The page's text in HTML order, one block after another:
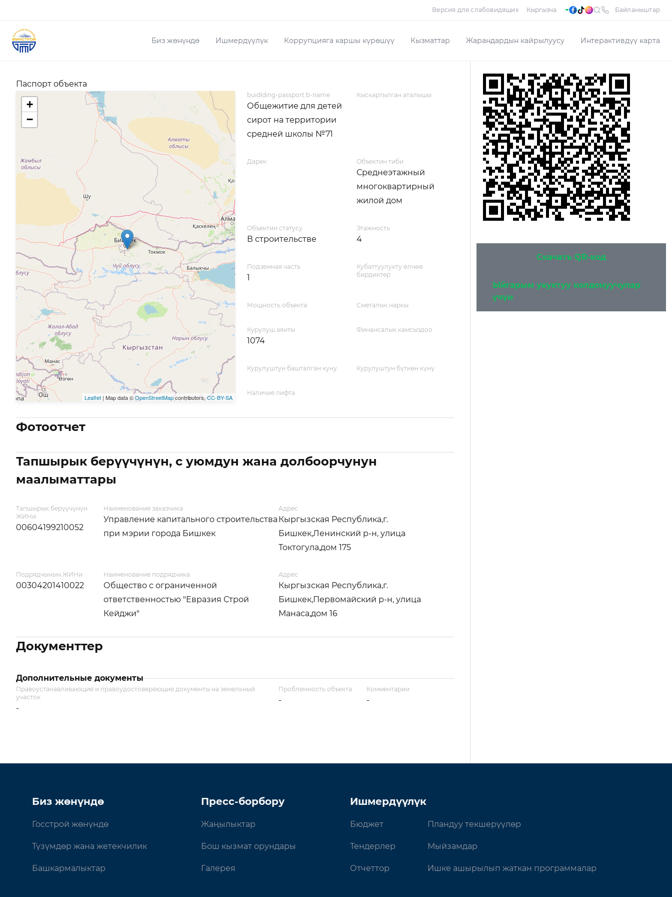
Версия для слабовидящих Байланыштар
Биз жөнүндө Ишмердүүлүк Коррупцияга каршы күрөшүү Кызматтар Жарандардын кайрылуусу Интерактивдүү карта
Паспорт объекта
+
−
Leaflet| Map data ©OpenStreetMapcontributors, CC-BY-SA
buidlding-passport.b-name
Общежитие для детей
сирот на территории
средней школы №71
Кыскартылган аталышы
Дарек Объектин тиби
Среднеэтажный
многоквартирный
жилой дом
Объектин статусу
В строительстве
Этажность
4
Подземная часть
1
Кубаттуулукту өлчөө
бирдиктер
Мощность объекта Сметалык наркы
Курулуш аянты
1074
Финансалык камсыздоо
Курулуштун башталган куну Курулуштун бүткөн күнү
Наличие лифта
Фотоотчет
Тапшырык берүүчүнүн, с уюмдун жана долбоорчунун
маалыматтары
Тапшырык берүүчүнүн
ЖИНи
00604199210052
Наименование заказчика
Управление капитального строительства
при мэрии города Бишкек
Адрес
Кыргызская Республика,г.
Бишкек,Ленинский р-н, улица
Токтогула,дом 175
Подрядчынын ЖИНи
00304201410022
Наименование подрядчика
Общество с ограниченной
ответственностью "Евразия Строй
Кейджи"
Адрес
Кыргызская Республика,г.
Бишкек,Первомайский р-н, улица
Манаса,дом 16
Документтер
Дополнительные документы
Правоустанавливающие и правоудостоверяющие документы на земельный
участок
-
Проблемность объекта
-
Комментарии
-
Скачать QR-код
Ыйгарым укуктуу колдонуучулар
үчүн
Биз жөнүндө
Госстрой жөнүндө
Түзүмдөр жана жетекчилик
Башкармалыктар
Пресс-борбору
Жаңылыктар
Бош кызмат орундары
Галерея
Ишмердүүлүк
Бюджет
Тендерлер
Отчеттор
Пландуу текшерүүлөр
Мыйзамдар
Ишке ашырылып жаткан программалар